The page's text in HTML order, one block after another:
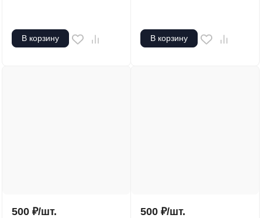
В корзину В корзину
500 ₽/шт. 500 ₽/шт.